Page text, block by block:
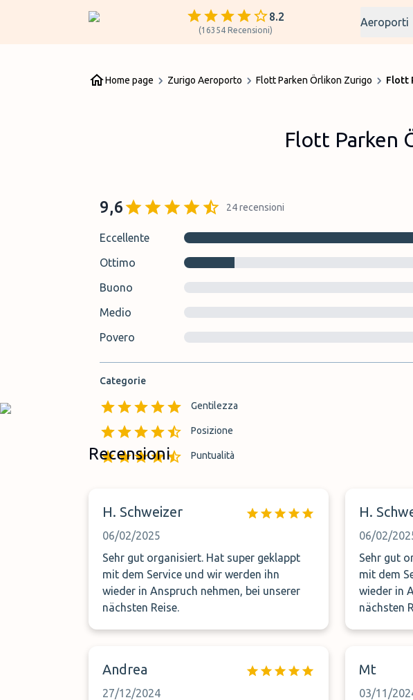
8.2
(16354 Recensioni)
Aeroporti
Home page Zurigo Aeroporto Flott Parken Örlikon Zurigo Flott
Flott Parken
9,6 24recensioni
Eccellente
Ottimo
Buono
Medio
Povero
Categorie
Gentilezza
Posizione
Puntualità
Recensioni
H. Schweizer
06/02/2025
Sehr gut organisiert. Hat super geklappt
mit dem Service und wir werden ihn
wieder in Anspruch nehmen, bei unserer
nächsten Reise.
H.
06/02/
Sehr gut
mit dem
wieder in
nächsten
Andrea
27/12/2024
Mt
03/11/